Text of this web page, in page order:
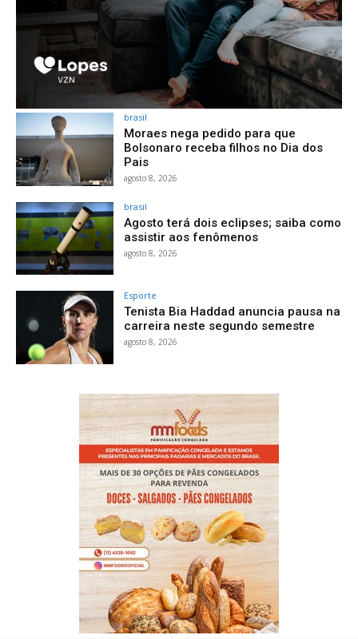
brasil
Moraes nega pedido para que
Bolsonaro receba filhos no Dia dos
Pais
agosto 8, 2026
brasil
Agosto terá dois eclipses; saiba como
assistir aos fenômenos
agosto 8, 2026
Esporte
Tenista Bia Haddad anuncia pausa na
carreira neste segundo semestre
agosto 8, 2026